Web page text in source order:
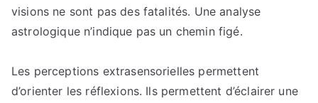
visions ne sont pas des fatalités. Une analyse
astrologique n’indique pas un chemin figé.
Les perceptions extrasensorielles permettent
d’orienter les réflexions. Ils permettent d’éclairer une